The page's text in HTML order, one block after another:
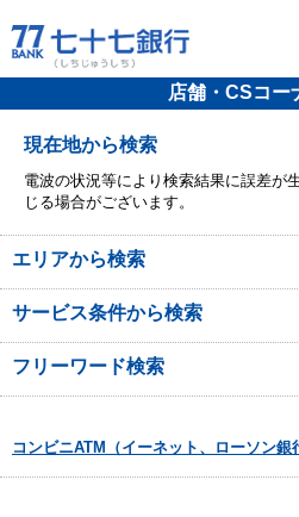
店舗・CSコー
現在地から検索
電波の状況等により検索結果に誤差が
じる場合がございます。
エリアから検索
サービス条件から検索
フリーワード検索
コンビニATM（イーネット、ローソン銀